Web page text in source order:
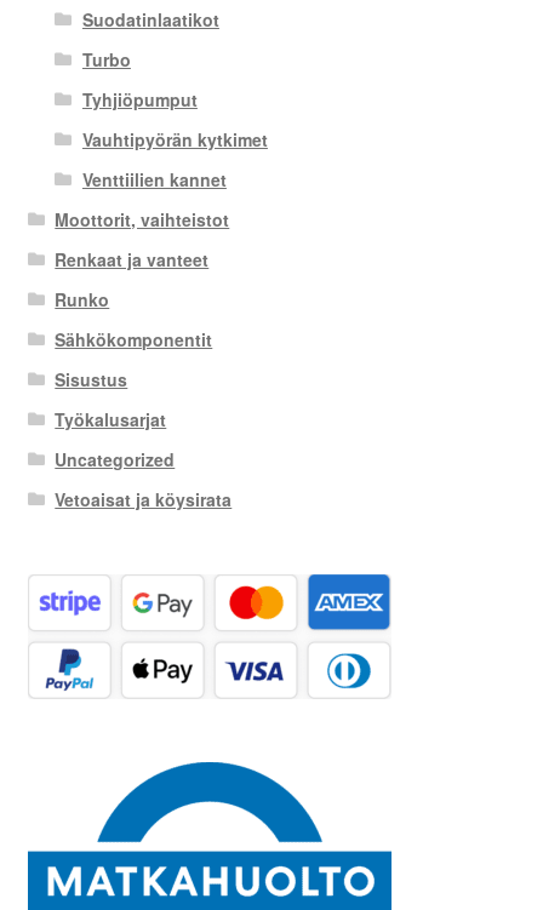
Suodatinlaatikot
Turbo
Tyhjiöpumput
Vauhtipyörän kytkimet
Venttiilien kannet
Moottorit, vaihteistot
Renkaat ja vanteet
Runko
Sähkökomponentit
Sisustus
Työkalusarjat
Uncategorized
Vetoaisat ja köysirata